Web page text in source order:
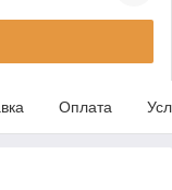
Оплата